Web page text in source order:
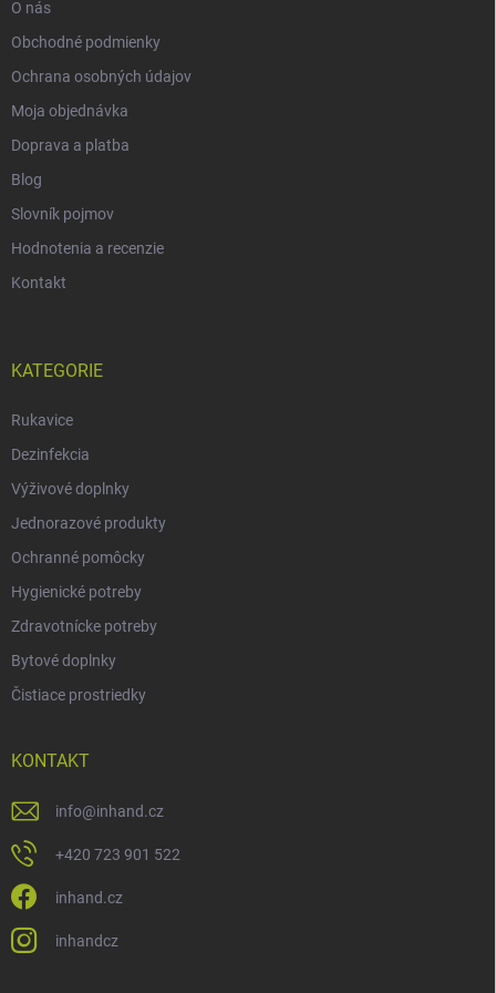
O nás
Obchodné podmienky
Ochrana osobných údajov
Moja objednávka
Doprava a platba
Blog
Slovník pojmov
Hodnotenia a recenzie
Kontakt
KATEGORIE
Rukavice
Dezinfekcia
Výživové doplnky
Jednorazové produkty
Ochranné pomôcky
Hygienické potreby
Zdravotnícke potreby
Bytové doplnky
Čistiace prostriedky
KONTAKT
info@inhand.cz
+420 723 901 522
inhand.cz
inhandcz